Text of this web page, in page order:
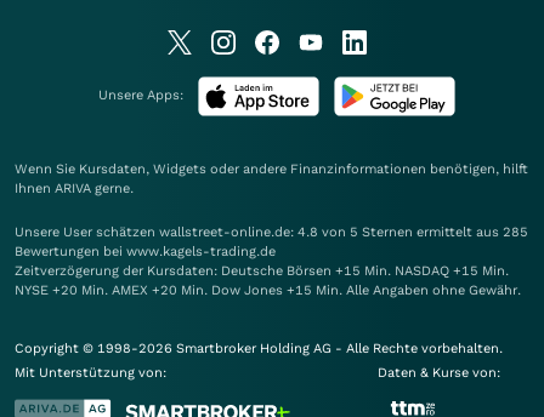
Unsere Apps:
Wenn Sie Kursdaten, Widgets oder andere Finanzinformationen benötigen, hilft
Ihnen ARIVA gerne.
Unsere User schätzen wallstreet-online.de: 4.8 von 5 Sternen ermittelt aus 285
Bewertungen bei www.kagels-trading.de
Zeitverzögerung der Kursdaten: Deutsche Börsen +15 Min. NASDAQ +15 Min.
NYSE +20 Min. AMEX +20 Min. Dow Jones +15 Min. Alle Angaben ohne Gewähr.
Copyright © 1998-2026 Smartbroker Holding AG - Alle Rechte vorbehalten.
Mit Unterstützung von:
Daten & Kurse von: